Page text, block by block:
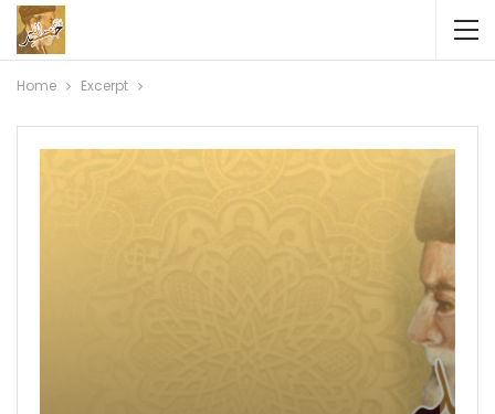
Home Excerpt